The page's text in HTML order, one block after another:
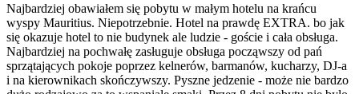
Najbardziej obawiałem się pobytu w małym hotelu na krańcu
wyspy Mauritius. Niepotrzebnie. Hotel na prawdę EXTRA. bo jak
się okazuje hotel to nie budynek ale ludzie - goście i cała obsługa.
Najbardziej na pochwałę zasługuje obsługa począwszy od pań
sprzątających pokoje poprzez kelnerów, barmanów, kucharzy, DJ-a
i na kierownikach skończywszy. Pyszne jedzenie - może nie bardzo